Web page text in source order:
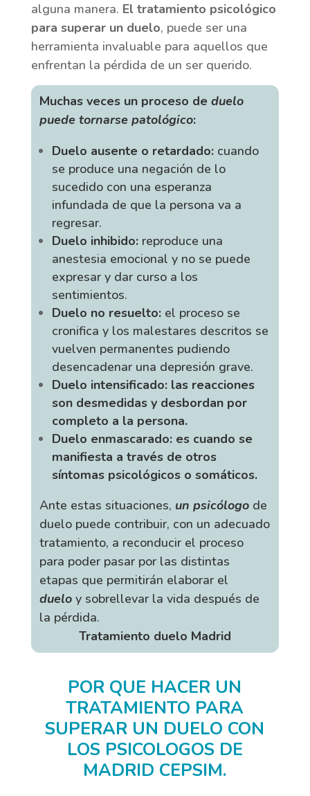
alguna manera. El tratamiento psicológico
para superar un duelo, puede ser una
herramienta invaluable para aquellos que
enfrentan la pérdida de un ser querido.
Muchas veces un proceso de duelo
puede tornarse patológico:
Duelo ausente o retardado: cuando
se produce una negación de lo
sucedido con una esperanza
infundada de que la persona va a
regresar.
Duelo inhibido:reproduce una
anestesia emocional y no se puede
expresar y dar curso a los
sentimientos.
Duelo no resuelto: el proceso se
cronifica y los malestares descritos se
vuelven permanentes pudiendo
desencadenar una depresión grave.
Duelo intensificado: las reacciones
son desmedidas y desbordan por
completo a la persona.
Duelo enmascarado: es cuando se
manifiesta a través de otros
síntomas psicológicos o somáticos.
Ante estas situaciones, un psicólogode
duelo puede contribuir, con un adecuado
tratamiento, a reconducir el proceso
para poder pasar por las distintas
etapas que permitirán elaborar el
duelo y sobrellevar la vida después de
la pérdida.
Tratamiento duelo Madrid
POR QUE HACER UN
TRATAMIENTO PARA
SUPERAR UN DUELO CON
LOS PSICOLOGOS DE
MADRID CEPSIM.